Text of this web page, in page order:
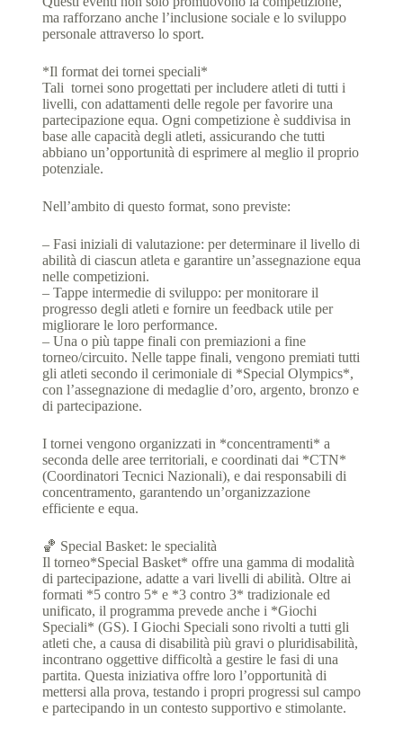
ma rafforzano anche l’inclusione sociale e lo sviluppo
personale attraverso lo sport.
*Il format dei tornei speciali*
Tali tornei sono progettati per includere atleti di tutti i
livelli, con adattamenti delle regole per favorire una
partecipazione equa. Ogni competizione è suddivisa in
base alle capacità degli atleti, assicurando che tutti
abbiano un’opportunità di esprimere al meglio il proprio
potenziale.
Nell’ambito di questo format, sono previste:
– Fasi iniziali di valutazione: per determinare il livello di
abilità di ciascun atleta e garantire un’assegnazione equa
nelle competizioni.
– Tappe intermedie di sviluppo: per monitorare il
progresso degli atleti e fornire un feedback utile per
migliorare le loro performance.
– Una o più tappe finali con premiazioni a fine
torneo/circuito. Nelle tappe finali, vengono premiati tutti
gli atleti secondo il cerimoniale di *Special Olympics*,
con l’assegnazione di medaglie d’oro, argento, bronzo e
di partecipazione.
I tornei vengono organizzati in *concentramenti* a
seconda delle aree territoriali, e coordinati dai *CTN*
(Coordinatori Tecnici Nazionali), e dai responsabili di
concentramento, garantendo un’organizzazione
efficiente e equa.
🏀 Special Basket: le specialità
Il torneo*Special Basket* offre una gamma di modalità
di partecipazione, adatte a vari livelli di abilità. Oltre ai
formati *5 contro 5* e *3 contro 3* tradizionale ed
unificato, il programma prevede anche i *Giochi
Speciali* (GS). I Giochi Speciali sono rivolti a tutti gli
atleti che, a causa di disabilità più gravi o pluridisabilità,
incontrano oggettive difficoltà a gestire le fasi di una
partita. Questa iniziativa offre loro l’opportunità di
mettersi alla prova, testando i propri progressi sul campo
e partecipando in un contesto supportivo e stimolante.